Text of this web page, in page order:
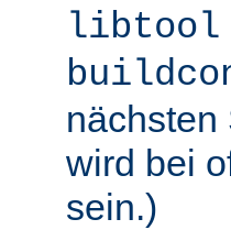
libtool
nächsten
wird bei
sein.)